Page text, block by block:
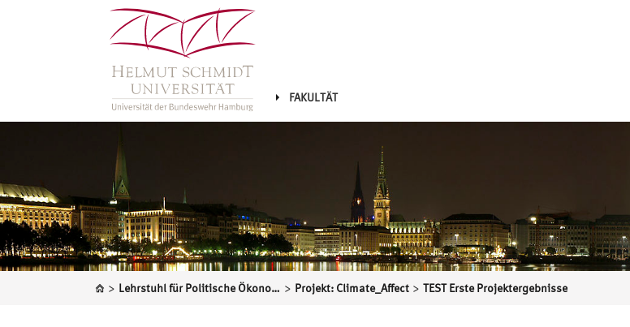
FAKULTÄT
> Lehrstuhl für Politische Ökonomik & Empirische Wirtschaftsforschung > Projekt: Climate_Affect > TEST Erste Projektergebnisse